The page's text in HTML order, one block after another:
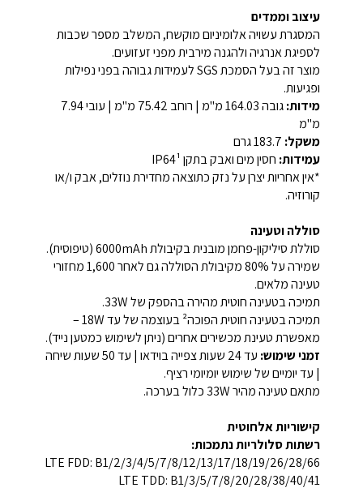
עיצוב וממדים
המסגרת עשויה אלומיניום מוקשח, המשלב מספר שכבות
לספיגת אנרגיה ולהגנה מירבית מפני זעזועים.
מוצר זה בעל הסמכת SGS לעמידות גבוהה בפני נפילות
ופגיעות.
מידות:
גובה 164.03 מ"מ | רוחב 75.42 מ"מ | עובי 7.94
מ"מ
משקל:
עמידות: חסין מים ואבק בתקן IP64¹
*אין אחריות יצרן על נזק כתוצאה מחדירת נוזלים, אבק ו/או
קורוזיה.
סוללה וטעינה
סוללת סיליקון-פחמן מובנית בקיבולת 6000mAh (טיפוסית).
שמירה על 80% מקיבולת הסוללה גם לאחר 1,600 מחזורי
טעינה מלאים.
תמיכה בטעינה חוטית מהירה בהספק של 33W.
תמיכה בטעינה חוטית הפוכה² בעוצמה של עד 18W –
מאפשרת טעינת מכשירים אחרים (ניתן לשימוש כמטען נייד).
זמני שימוש:
עד 24 שעות צפייה בוידאו | עד 50 שעות שיחה
| עד יומיים של שימוש יומיומי רציף.
מתאם טעינה מהיר 33W כלול בערכה.
קישוריות אלחוטית
רשתות סלולריות נתמכות:
LTE FDD: B1/2/3/4/5/7/8/12/13/17/18/19/26/28/66
LTE TDD: B1/3/5/7/8/20/28/38/40/41